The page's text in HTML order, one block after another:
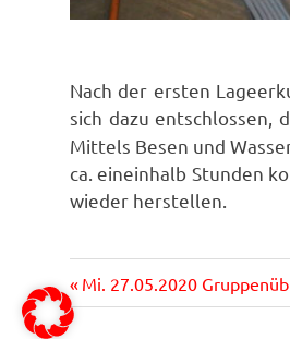
Nach der ersten
sich dazu entschlossen,
Mittels Besen und
ca. eineinhalb Stunden
wieder herstellen.
Vorheriger
Beitrag:
Mi. 27.05.2020